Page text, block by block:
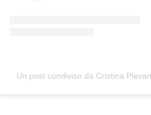
Un post condiviso da Cristina